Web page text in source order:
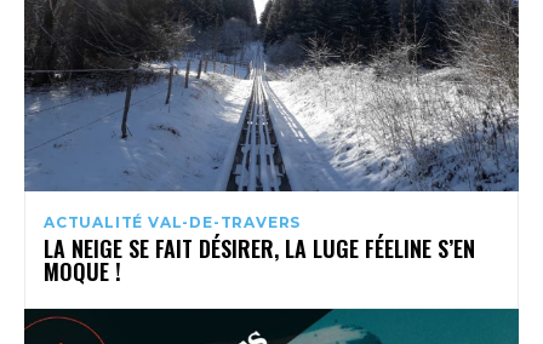
ACTUALITÉ VAL-DE-TRAVERS
LA NEIGE SE FAIT DÉSIRER, LA LUGE FÉELINE S’EN
MOQUE !